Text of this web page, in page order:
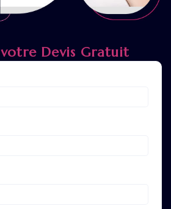
Devis Gratuit